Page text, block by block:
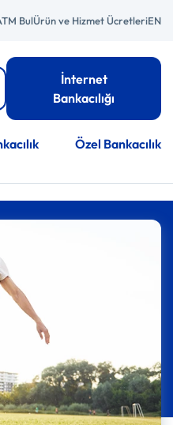
BulÜrün ve Hizmet ÜcretleriEN
Özel Bankacılık
İnternet
Bankacılığı